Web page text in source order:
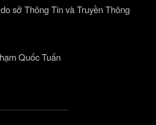
sở Thông Tin và Truyền Thông
Quốc Tuấn